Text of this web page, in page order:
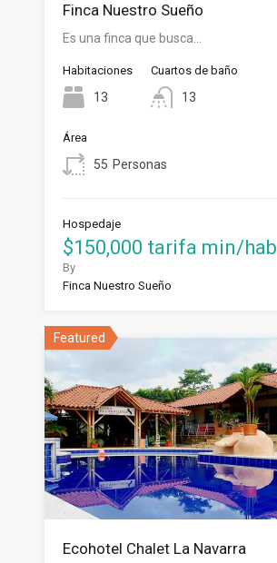
Finca Nuestro Sueño
Es una finca que busca…
Habitaciones
13
Cuartos de baño
13
Área
55 Personas
Hospedaje
$150,000 tarifa min/hab
By
Finca Nuestro Sueño
Featured
Ecohotel Chalet La Navarra